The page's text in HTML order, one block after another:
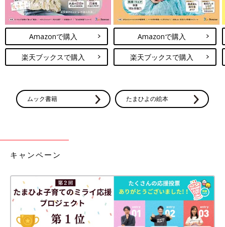
今回は、子どもの汗対策グッズを紹介しました。体温調節のため
に必要なことですが、汗をかきすぎない工夫や大量に汗をかいた
後に適切な対応をすることで、冷えや肌トラブルから子どもを守
ることができます。人気のあるアイテムは本格的に暑くなってか
らでは売り切れて手に入らないこともあるため、早めにチェック
して準備しておくのがおすすめですよ！
●記事内容でご紹介している投稿、リンク先は、削除される場合
があります。あらかじめご了承ください。
相葉 摩美
保育一筋20数年。現在は小5・小1男児の子育てに奮闘しながら
パート保育士として小規模園に勤務し、かわいい乳児さんたちに
癒される日々。抹茶スイーツに目がないアラフォーです。推し
は、辻利のお濃い抹茶ラテ♪
Amazonで購入
楽天ブックスで購入
Amazonで購入
楽天ブックスで購入
ムック書籍 たまひよの絵本
キャンペーン